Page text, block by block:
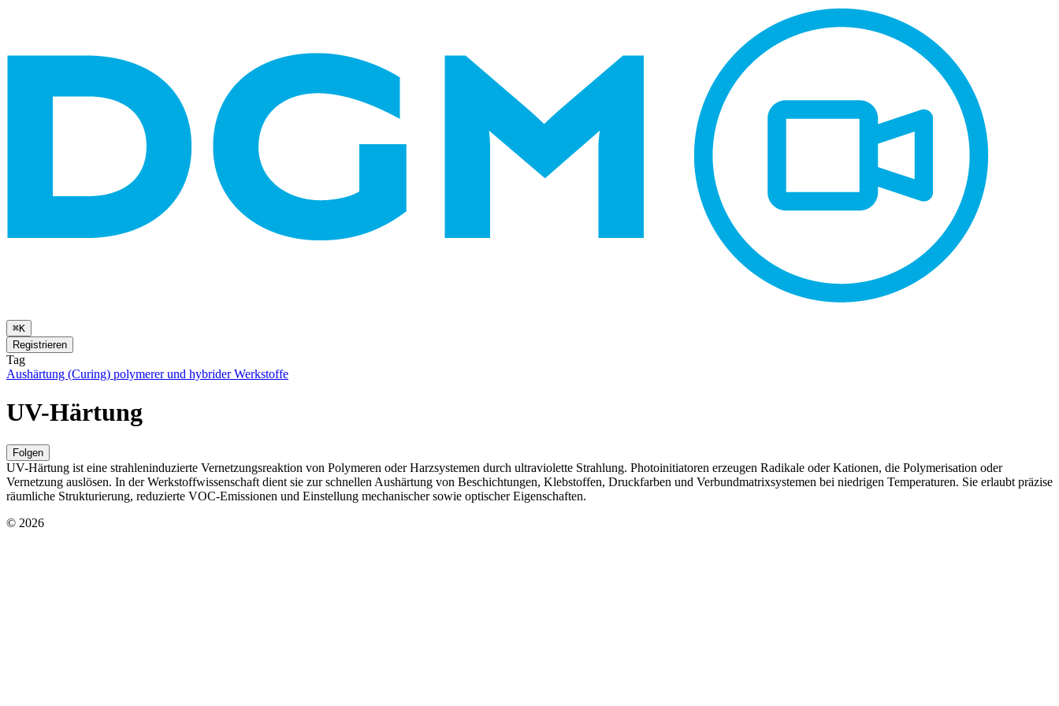
⌘K
Registrieren
Tag
Aushärtung (Curing) polymerer und hybrider Werkstoffe
UV-Härtung
Folgen
UV-Härtung ist eine strahleninduzierte Vernetzungsreaktion von Polymeren oder Harzsystemen durch ultraviolette Strahlung. Photoinitiatoren erzeugen Radikale oder Kationen, die Polymerisation oder
Vernetzung auslösen. In der Werkstoffwissenschaft dient sie zur schnellen Aushärtung von Beschichtungen, Klebstoffen, Druckfarben und Verbundmatrixsystemen bei niedrigen Temperaturen. Sie erlaubt präzise
räumliche Strukturierung, reduzierte VOC-Emissionen und Einstellung mechanischer sowie optischer Eigenschaften.
© 2026